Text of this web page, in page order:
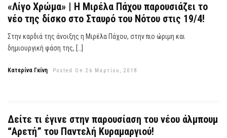
«Λίγο Χρώμα» | Η Μιρέλα Πάχου παρουσιάζει το
νέο της δίσκο στο Σταυρό του Νότου στις 19/4!
Στην καρδιά της άνοιξης η Μιρέλα Πάχου, στην πιο ώριμη και
δημιουργική φάση της, […]
Κατερίνα Γκίνη Posted On 26 Μαρτίου, 2018
Δείτε τι έγινε στην παρουσίαση του νέου άλμπουμ
“Αρετή” του Παντελή Κυραμαργιού!